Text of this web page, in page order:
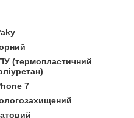
(термопластичний
7